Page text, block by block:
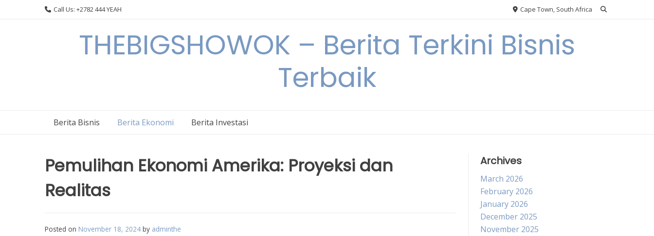
Call Us: +2782 444 YEAH Cape Town, South Africa
THEBIGSHOWOK – Berita Terkini Bisnis
Terbaik
Berita Bisnis Berita Ekonomi Berita Investasi
Pemulihan Ekonomi Amerika: Proyeksi dan
Realitas
Posted on November 18, 2024 by adminthe
Archives
March 2026
February 2026
January 2026
December 2025
November 2025